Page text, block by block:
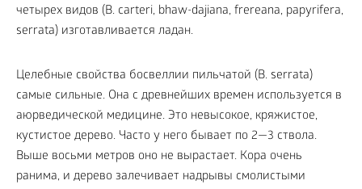
четырех видов (В. carteri, bhaw-dajiana, frereana, papyrifera,
serrata) изготавливается ладан.
Целебные свойства босвеллии пильчатой (В. serrata)
самые сильные. Она с древнейших времен используется в
аюрведической медицине. Это невысокое, кряжистое,
кустистое дерево. Часто у него бывает по 2—3 ствола.
Выше восьми метров оно не вырастает. Кора очень
ранима, и дерево залечивает надрывы смолистыми